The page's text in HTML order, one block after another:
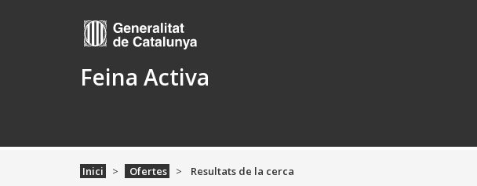
Feina Activa
Inici Ofertes Resultats de la cerca